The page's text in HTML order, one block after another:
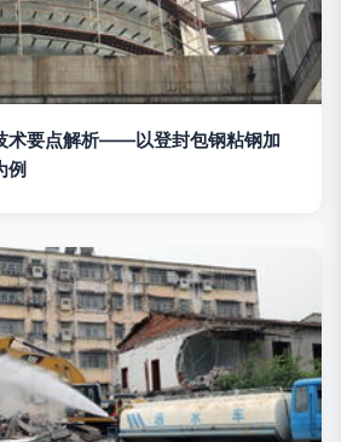
术要点解析——以登封包钢粘钢加
例